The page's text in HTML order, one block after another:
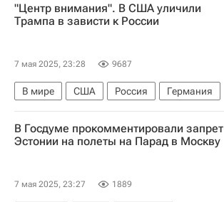
Домодедово (аэропорт)
"Центр внимания". В США уличили
Трампа в зависти к России
7 мая 2025, 23:28 9687
В мире США Россия
Германия
Дональд Трамп
Скотт Риттер
Мария Захарова
В Госдуме прокомментировали запрет
Эстонии на полеты на Парад в Москву
7 мая 2025, 23:27 1889